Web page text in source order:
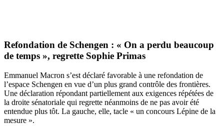
Refondation de Schengen : « On a perdu beaucoup
de temps », regrette Sophie Primas
Emmanuel Macron s’est déclaré favorable à une refondation de
l’espace Schengen en vue d’un plus grand contrôle des frontières.
Une déclaration répondant partiellement aux exigences répétées de
la droite sénatoriale qui regrette néanmoins de ne pas avoir été
entendue plus tôt. La gauche, elle, tacle « un concours Lépine de la
mesure ».